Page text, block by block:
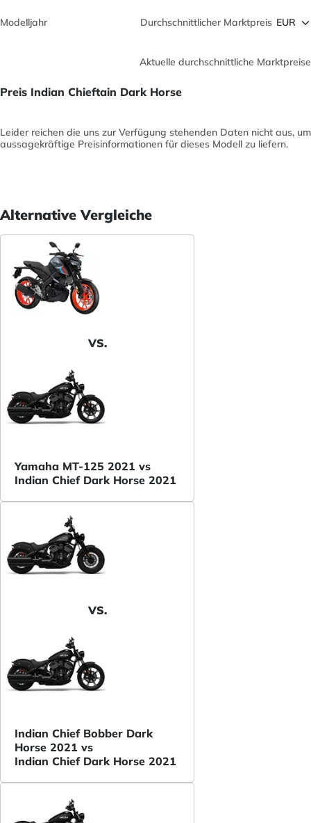
Modelljahr Durchschnittlicher Marktpreis
Aktuelle durchschnittliche Marktpreise
Preis Indian Chieftain Dark Horse
Leider reichen die uns zur Verfügung stehenden Daten nicht aus, um
aussagekräftige Preisinformationen für dieses Modell zu liefern.
Alternative Vergleiche
VS.
Yamaha MT-125 2021 vs
Indian Chief Dark Horse 2021
VS.
Indian Chief Bobber Dark
Horse 2021 vs
Indian Chief Dark Horse 2021